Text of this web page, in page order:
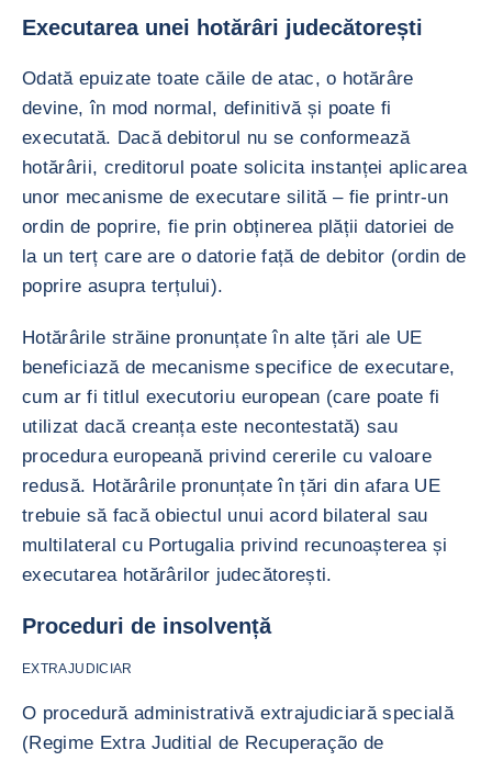
Executarea unei hotărâri judecătorești
Odată epuizate toate căile de atac, o hotărâre
devine, în mod normal, definitivă și poate fi
executată. Dacă debitorul nu se conformează
hotărârii, creditorul poate solicita instanței aplicarea
unor mecanisme de executare silită – fie printr-un
ordin de poprire, fie prin obținerea plății datoriei de
la un terț care are o datorie față de debitor (ordin de
poprire asupra terțului).
Hotărârile străine pronunțate în alte țări ale UE
beneficiază de mecanisme specifice de executare,
cum ar fi titlul executoriu european (care poate fi
utilizat dacă creanța este necontestată) sau
procedura europeană privind cererile cu valoare
redusă. Hotărârile pronunțate în țări din afara UE
trebuie să facă obiectul unui acord bilateral sau
multilateral cu Portugalia privind recunoașterea și
executarea hotărârilor judecătorești.
Proceduri de insolvență
EXTRAJUDICIAR
O procedură administrativă extrajudiciară specială
(Regime Extra Juditial de Recuperação de